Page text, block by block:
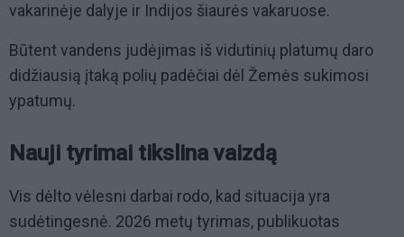
vakarinėje dalyje ir Indijos šiaurės vakaruose.
Būtent vandens judėjimas iš vidutinių platumų daro
didžiausią įtaką polių padėčiai dėl Žemės sukimosi
ypatumų.
Nauji tyrimai tikslina vaizdą
Vis dėlto vėlesni darbai rodo, kad situacija yra
sudėtingesnė. 2026 metų tyrimas, publikuotas